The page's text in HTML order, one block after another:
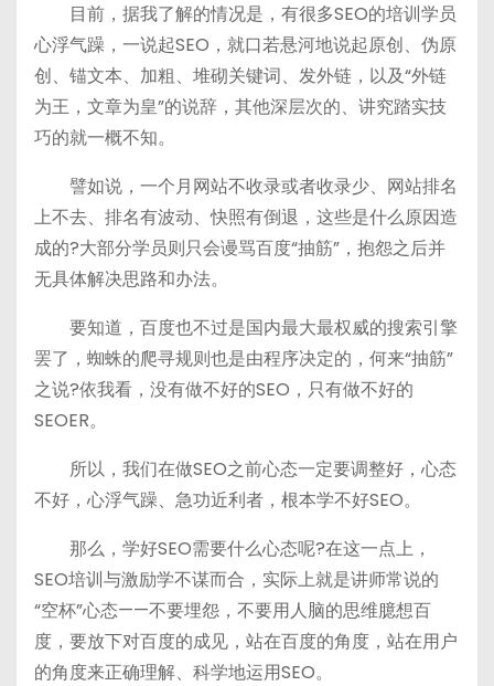
目前，据我了解的情况是，有很多SEO的培训学员
心浮气躁，一说起SEO，就口若悬河地说起原创、伪原
创、锚文本、加粗、堆砌关键词、发外链，以及“外链
为王，文章为皇”的说辞，其他深层次的、讲究踏实技
巧的就一概不知。
譬如说，一个月网站不收录或者收录少、网站排名
上不去、排名有波动、快照有倒退，这些是什么原因造
成的?大部分学员则只会谩骂百度“抽筋”，抱怨之后并
无具体解决思路和办法。
要知道，百度也不过是国内最大最权威的搜索引擎
罢了，蜘蛛的爬寻规则也是由程序决定的，何来“抽筋”
之说?依我看，没有做不好的SEO，只有做不好的
SEOER。
所以，我们在做SEO之前心态一定要调整好，心态
不好，心浮气躁、急功近利者，根本学不好SEO。
那么，学好SEO需要什么心态呢?在这一点上，
SEO培训与激励学不谋而合，实际上就是讲师常说的
“空杯”心态——不要埋怨，不要用人脑的思维臆想百
度，要放下对百度的成见，站在百度的角度，站在用户
的角度来正确理解、科学地运用SEO。